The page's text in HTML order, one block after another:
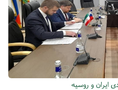
ایران و روسیه